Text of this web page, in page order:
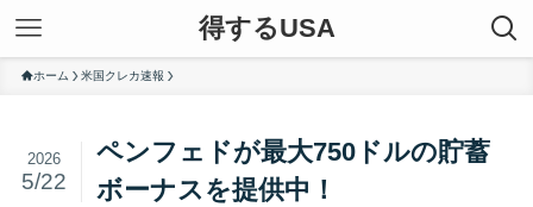
得するUSA
ホーム 米国クレカ速報
ペンフェドが最大750ドルの貯蓄
ボーナスを提供中！
2026
5/22